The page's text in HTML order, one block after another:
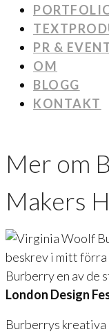
PR &
OM
BLOGG
KONTAKT
Mer om
Makers
beskrev i mitt
Burberry en av de
London Design
Burberrys